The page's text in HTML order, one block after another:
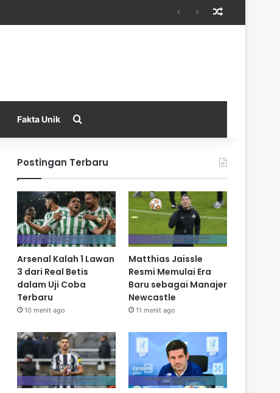
Fakta Unik
Postingan Terbaru
Arsenal Kalah 1 Lawan
3 dari Real Betis
dalam Uji Coba
Terbaru
10 menit ago
Matthias Jaissle
Resmi Memulai Era
Baru sebagai Manajer
Newcastle
11 menit ago